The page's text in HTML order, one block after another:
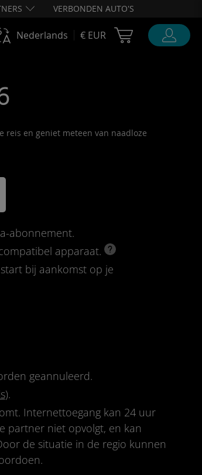
VERBONDEN AUTO'S
Nederlands € EUR Cart Ubigi
reis en geniet meteen van naadloze
abonnement.
apparaat.
bij aankomst op je
geannuleerd.
).
Internettoegang kan 24 uur
partner niet opvolgt, en kan
de situatie in de regio kunnen